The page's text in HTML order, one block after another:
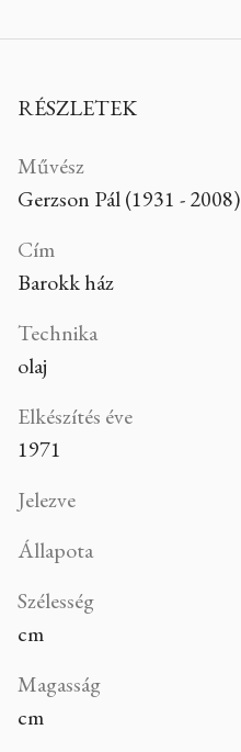
RÉSZLETEK
Művész
Gerzson Pál (1931 - 2008)
Cím
Barokk ház
Technika
olaj
Elkészítés éve
1971
Jelezve
Állapota
Szélesség
cm
Magasság
cm